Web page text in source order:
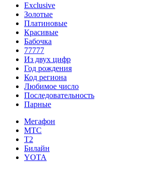
Exclusive
Золотые
Платиновые
Красивые
Бабочка
77777
Из двух цифр
Год рождения
Код региона
Любимое число
Последовательность
Парные
Мегафон
МТС
Т2
Билайн
YOTA